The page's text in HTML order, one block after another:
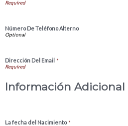
Número De Teléfono Alterno
Dirección Del Email *
Información Adicional
La fecha del Nacimiento*